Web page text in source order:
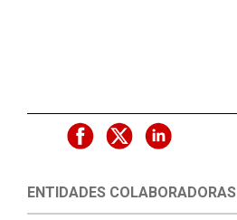
ENTIDADES COLABORADORAS